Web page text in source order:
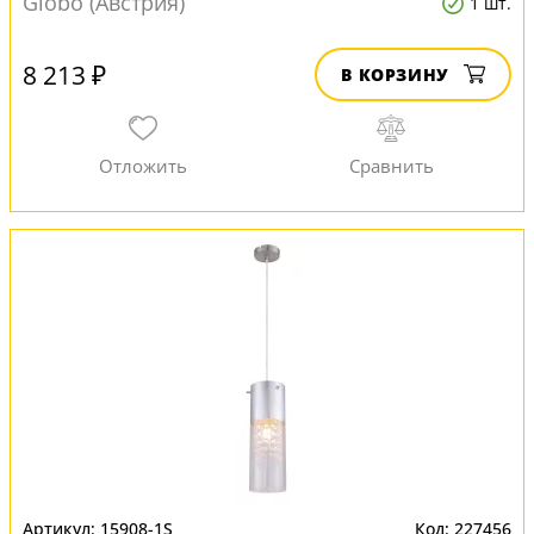
8 213 ₽ В КОРЗИНУ
15908-1S 227456